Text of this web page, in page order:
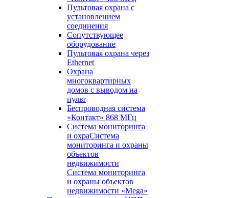
Пультовая охрана с
установлением
соединения
Сопутствующее
оборудование
Пультовая охрана через
Ethernet
Охрана
многоквартирных
домов с выводом на
пульт
Беспроводная система
«Контакт» 868 МГц
Система мониторинга
и охраСистема
мониторинга и охраны
объектов
недвижимости
Система мониторинга
и охраны объектов
недвижимости «Mega»